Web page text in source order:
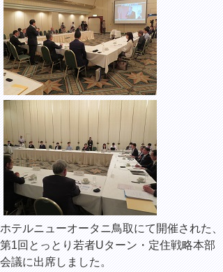
ホテルニューオータニ鳥取にて開催された、
第1回とっとり若者Uターン・定住戦略本部
会議に出席しました。